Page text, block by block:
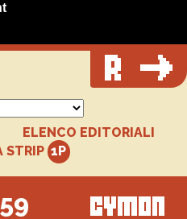
ELENCO EDITORIALI
STRIP